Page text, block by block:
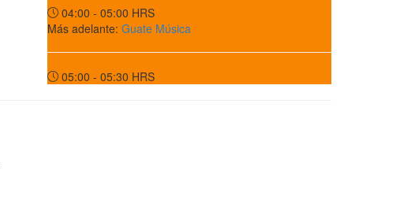
04:00 - 05:00 HRS
Más adelante: Guate Música
05:00 - 05:30 HRS